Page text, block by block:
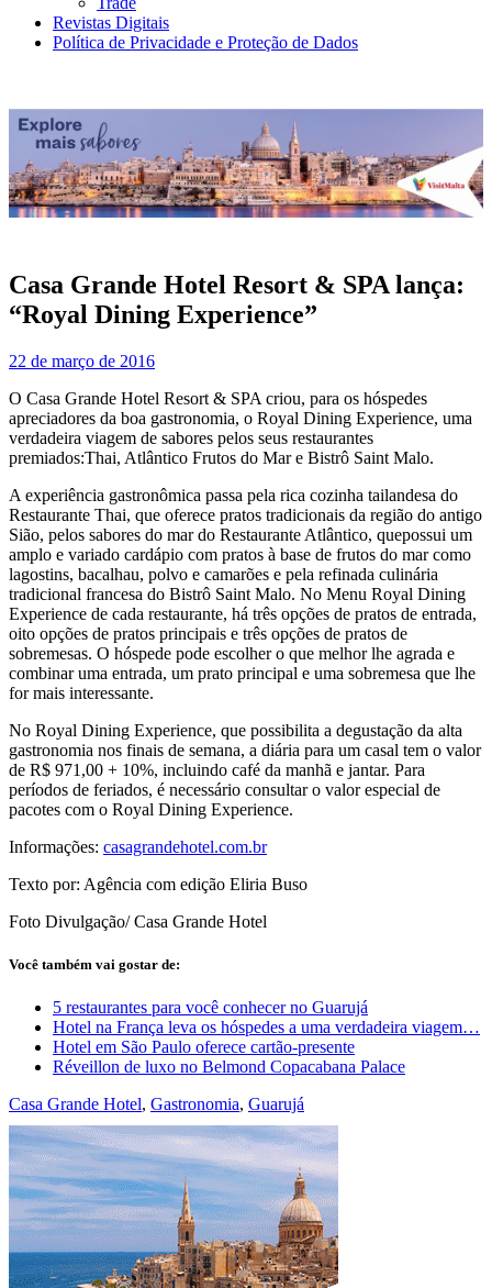
Revistas Digitais
Política de Privacidade e Proteção de Dados
Casa Grande Hotel Resort & SPA lança:
“Royal Dining Experience”
22 de março de 2016
O Casa Grande Hotel Resort & SPA criou, para os hóspedes
apreciadores da boa gastronomia, o Royal Dining Experience, uma
verdadeira viagem de sabores pelos seus restaurantes
premiados:Thai, Atlântico Frutos do Mar e Bistrô Saint Malo.
A experiência gastronômica passa pela rica cozinha tailandesa do
Restaurante Thai, que oferece pratos tradicionais da região do antigo
Sião, pelos sabores do mar do Restaurante Atlântico, quepossui um
amplo e variado cardápio com pratos à base de frutos do mar como
lagostins, bacalhau, polvo e camarões e pela refinada culinária
tradicional francesa do Bistrô Saint Malo. No Menu Royal Dining
Experience de cada restaurante, há três opções de pratos de entrada,
oito opções de pratos principais e três opções de pratos de
sobremesas. O hóspede pode escolher o que melhor lhe agrada e
combinar uma entrada, um prato principal e uma sobremesa que lhe
for mais interessante.
No Royal Dining Experience, que possibilita a degustação da alta
gastronomia nos finais de semana, a diária para um casal tem o valor
de R$ 971,00 + 10%, incluindo café da manhã e jantar. Para
períodos de feriados, é necessário consultar o valor especial de
pacotes com o Royal Dining Experience.
Informações: casagrandehotel.com.br
Texto por: Agência com edição Eliria Buso
Foto Divulgação/ Casa Grande Hotel
Você também vai gostar de:
5 restaurantes para você conhecer no Guarujá
Hotel na França leva os hóspedes a uma verdadeira viagem…
Hotel em São Paulo oferece cartão-presente
Réveillon de luxo no Belmond Copacabana Palace
Casa Grande Hotel, Gastronomia, Guarujá